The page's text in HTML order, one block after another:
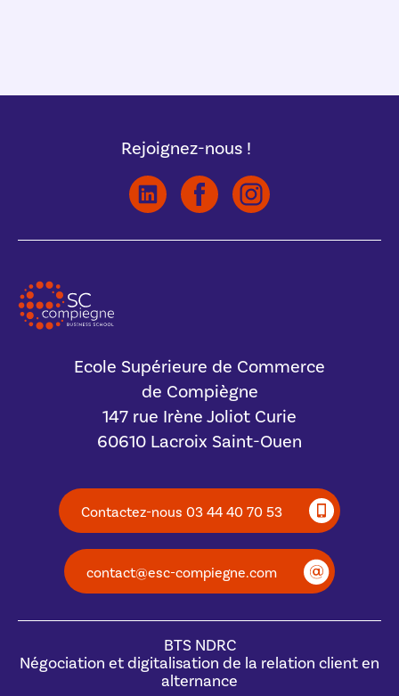
Rejoignez-nous !
Ecole Supérieure de Commerce
de Compiègne
147 rue Irène Joliot Curie
60610 Lacroix Saint-Ouen
Contactez-nous 03 44 40 70 53
contact@esc-compiegne.com
BTS NDRC
Négociation et digitalisation de la relation client en
alternance